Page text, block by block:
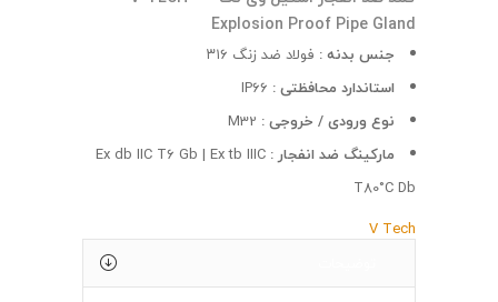
Explosion Proof Pipe Gland
جنس بدنه : فولاد ضد زنگ ۳۱۶
استاندارد محافظتی :
نوع ورودی / خروجی :
مارکینگ ضد انفجار : Ex db IIC T6 Gb | Ex tb IIIC
T80°C Db
V Tech